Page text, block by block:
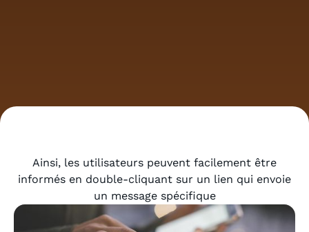
Ainsi, les utilisateurs peuvent facilement être
informés en double-cliquant sur un lien qui envoie
un message spécifique